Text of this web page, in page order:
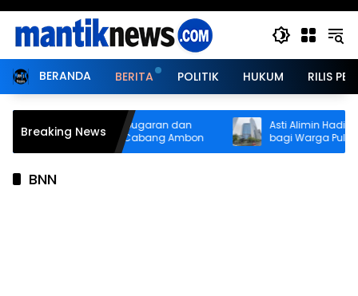
BERANDA BERITA POLITIK HUKUM RILIS
Breaking News
Pagi Perkuat Kebugaran dan
Pekerja BRI Cabang Ambon
Asti Alimin Hadirkan
bagi Warga Pulau
Inklusi hingga Wilayah
BNN